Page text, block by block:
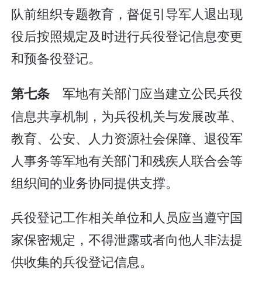
队前组织专题教育，督促引导军人退出现
役后按照规定及时进行兵役登记信息变更
和预备役登记。
第七条军地有关部门应当建立公民兵役
信息共享机制，为兵役机关与发展改革、
教育、公安、人力资源社会保障、退役军
人事务等军地有关部门和残疾人联合会等
组织间的业务协同提供支撑。
兵役登记工作相关单位和人员应当遵守国
家保密规定，不得泄露或者向他人非法提
供收集的兵役登记信息。